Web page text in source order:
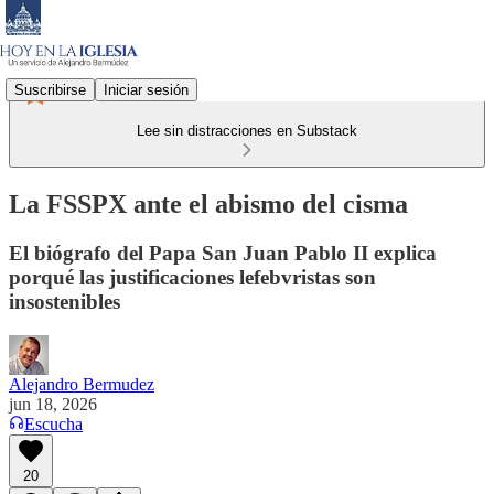
Suscribirse Iniciar sesión
Lee sin distracciones en Substack
La FSSPX ante el abismo del cisma
El biógrafo del Papa San Juan Pablo II explica
porqué las justificaciones lefebvristas son
insostenibles
Alejandro Bermudez
jun 18, 2026
Escucha
20